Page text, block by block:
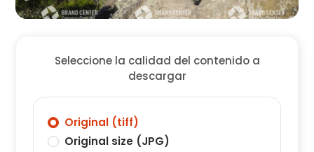
Seleccione la calidad del contenido a
descargar
Original (tiff)
Original size (JPG)